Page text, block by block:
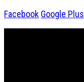
Facebook Google Plus